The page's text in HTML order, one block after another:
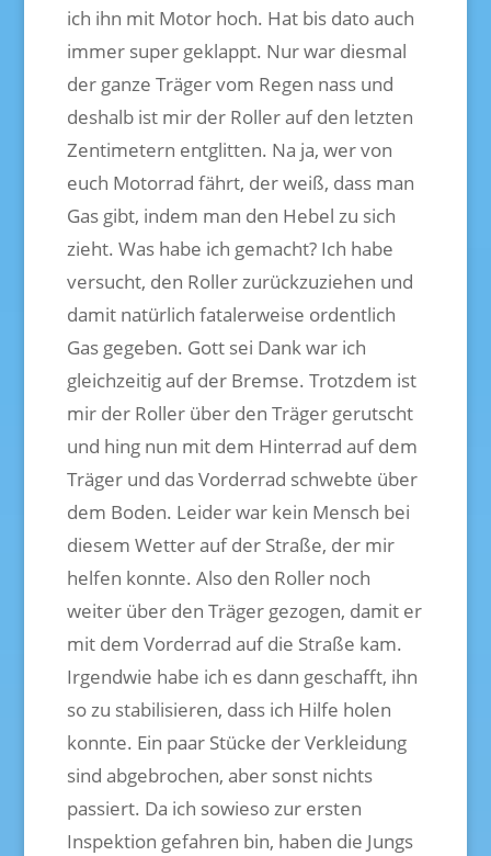
ich ihn mit Motor hoch. Hat bis dato auch
immer super geklappt. Nur war diesmal
der ganze Träger vom Regen nass und
deshalb ist mir der Roller auf den letzten
Zentimetern entglitten. Na ja, wer von
euch Motorrad fährt, der weiß, dass man
Gas gibt, indem man den Hebel zu sich
zieht. Was habe ich gemacht? Ich habe
versucht, den Roller zurückzuziehen und
damit natürlich fatalerweise ordentlich
Gas gegeben. Gott sei Dank war ich
gleichzeitig auf der Bremse. Trotzdem ist
mir der Roller über den Träger gerutscht
und hing nun mit dem Hinterrad auf dem
Träger und das Vorderrad schwebte über
dem Boden. Leider war kein Mensch bei
diesem Wetter auf der Straße, der mir
helfen konnte. Also den Roller noch
weiter über den Träger gezogen, damit er
mit dem Vorderrad auf die Straße kam.
Irgendwie habe ich es dann geschafft, ihn
so zu stabilisieren, dass ich Hilfe holen
konnte. Ein paar Stücke der Verkleidung
sind abgebrochen, aber sonst nichts
passiert. Da ich sowieso zur ersten
Inspektion gefahren bin, haben die Jungs